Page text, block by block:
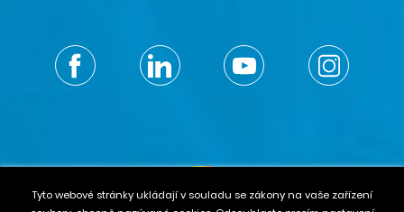
Tyto webové stránky ukládají v souladu se zákony na vaše zařízení